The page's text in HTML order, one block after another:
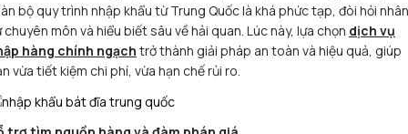
bộ quy trình nhập khẩu từ Trung Quốc là khá phức tạp, đòi hỏi nhân
chuyên môn và hiểu biết sâu về hải quan. Lúc này, lựa chọn dịch vụ
hàng chính ngạch trở thành giải pháp an toàn và hiệu quả, giúp
vừa tiết kiệm chi phí, vừa hạn chế rủi ro.